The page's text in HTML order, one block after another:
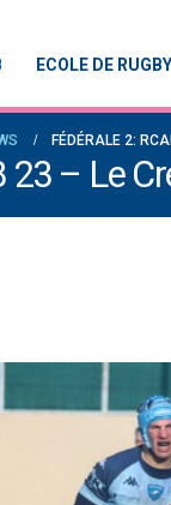
ECOLE DE RUGBY
FÉDÉRALE 2:
23 – Le
2 et Fédérale B:
et un nouveau venu